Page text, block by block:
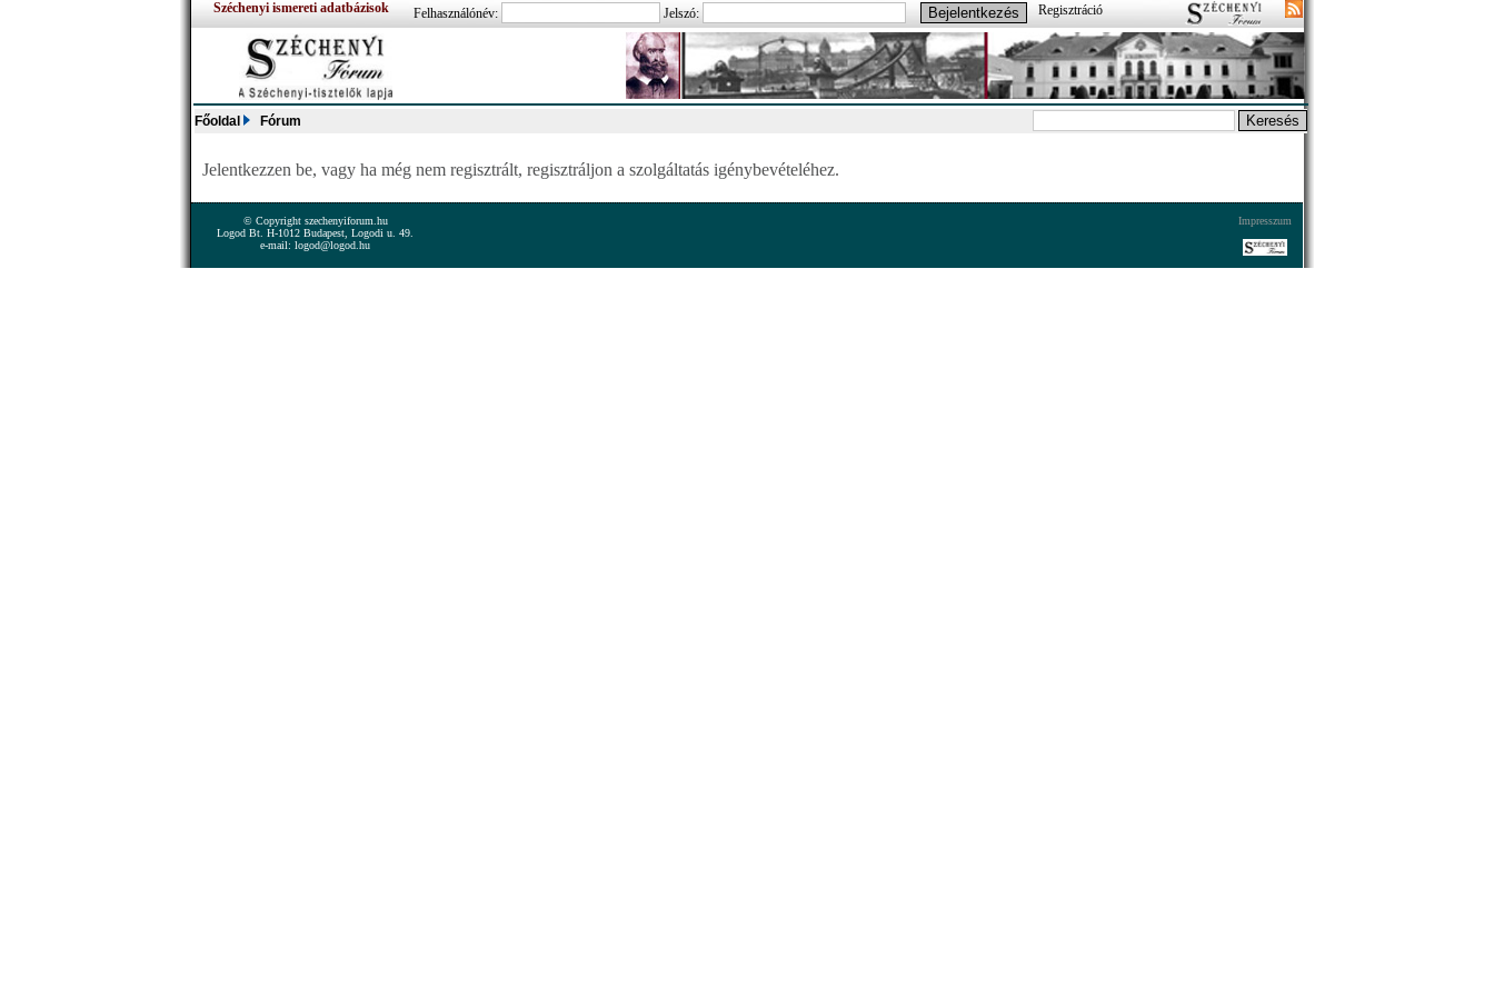
Széchenyi ismereti adatbázisok Felhasználónév: Jelszó: Regisztráció
Főoldal Fórum
Jelentkezzen be, vagy ha még nem regisztrált, regisztráljon a szolgáltatás igénybevételéhez.
Impresszum
© Copyright szechenyiforum.hu
Logod Bt. H-1012 Budapest, Logodi u. 49.
e-mail: logod@logod.hu